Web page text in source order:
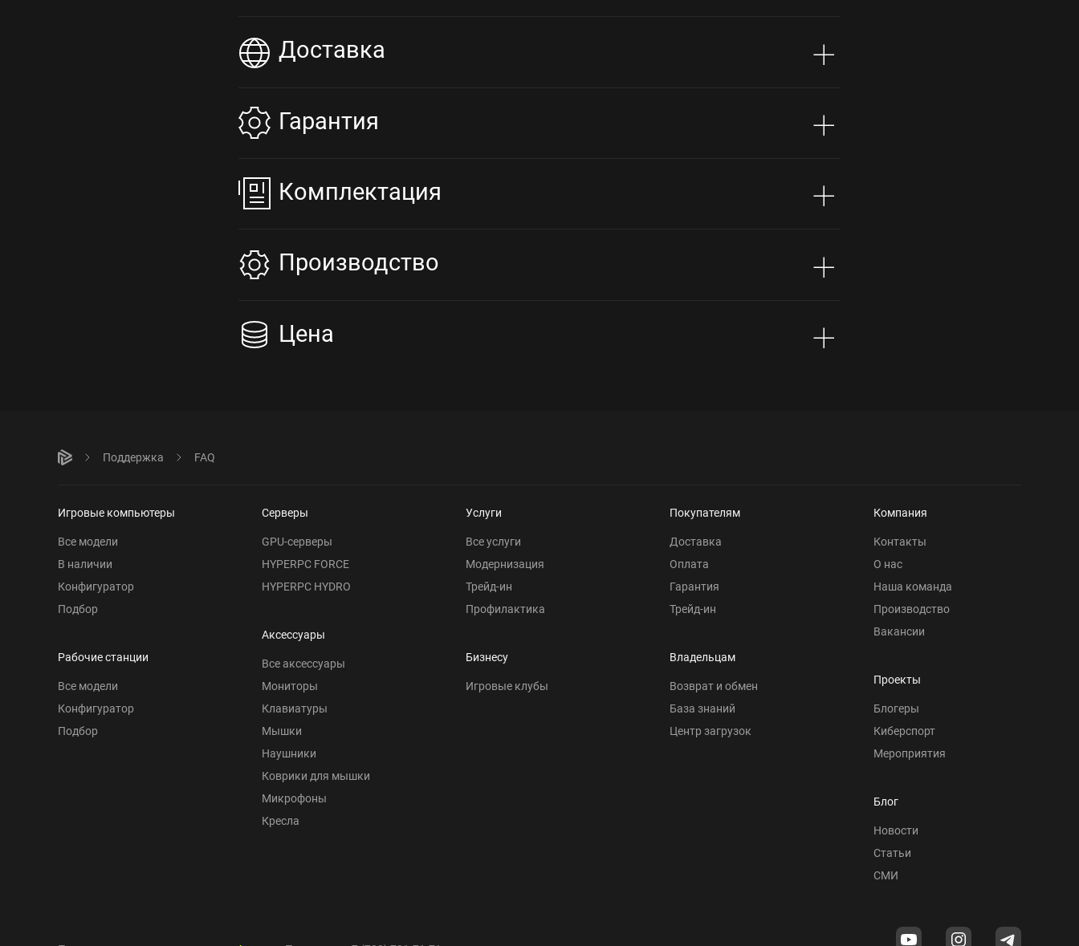
Доставка
Гарантия
Комплектация
Производство
Цена
Поддержка FAQ
Игровые компьютеры
Все модели
В наличии
Конфигуратор
Подбор
Рабочие станции
Все модели
Конфигуратор
Подбор
Серверы
GPU-серверы
HYPERPC FORCE
HYPERPC HYDRO
Аксессуары
Все аксессуары
Мониторы
Клавиатуры
Мышки
Наушники
Коврики для мышки
Микрофоны
Кресла
Услуги
Все услуги
Модернизация
Трейд-ин
Профилактика
Бизнесу
Игровые клубы
Покупателям
Доставка
Оплата
Гарантия
Трейд-ин
Владельцам
Возврат и обмен
База знаний
Центр загрузок
Компания
Контакты
О нас
Наша команда
Производство
Вакансии
Проекты
Блогеры
Киберспорт
Мероприятия
Блог
Новости
Статьи
СМИ